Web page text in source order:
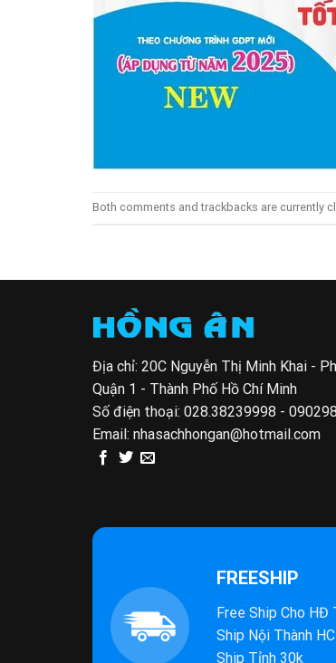
Both comments and trackbacks are currently
Địa chỉ: 20C Nguyễn Thị Minh Khai -
Quận 1 - Thành Phố Hồ Chí Minh
Số điện thoại: 028.38239998 -
Email: nhasachhongan@hotmail.com
FREESHIP
Free Ship Cho HĐ
Ship Nội Thành
Ship Tỉnh 30k